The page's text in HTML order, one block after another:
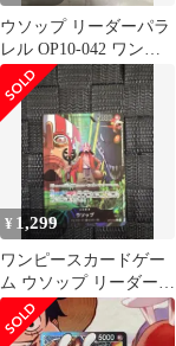
ウソップ リーダーパラ
レル OP10-042 ワンピ
ースカード
¥ 1,299
ワンピースカードゲー
ム ウソップ リーダーパ
ラレル